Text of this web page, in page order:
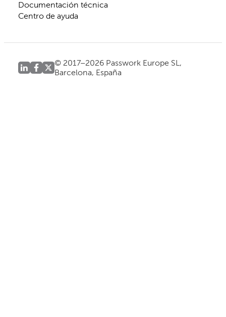
Documentación técnica
Centro de ayuda
© 2017–2026 Passwork Europe SL,
Barcelona, España